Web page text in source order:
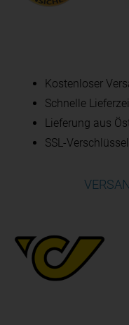
Kostenloser
Schnelle
Lieferung aus
SSL-